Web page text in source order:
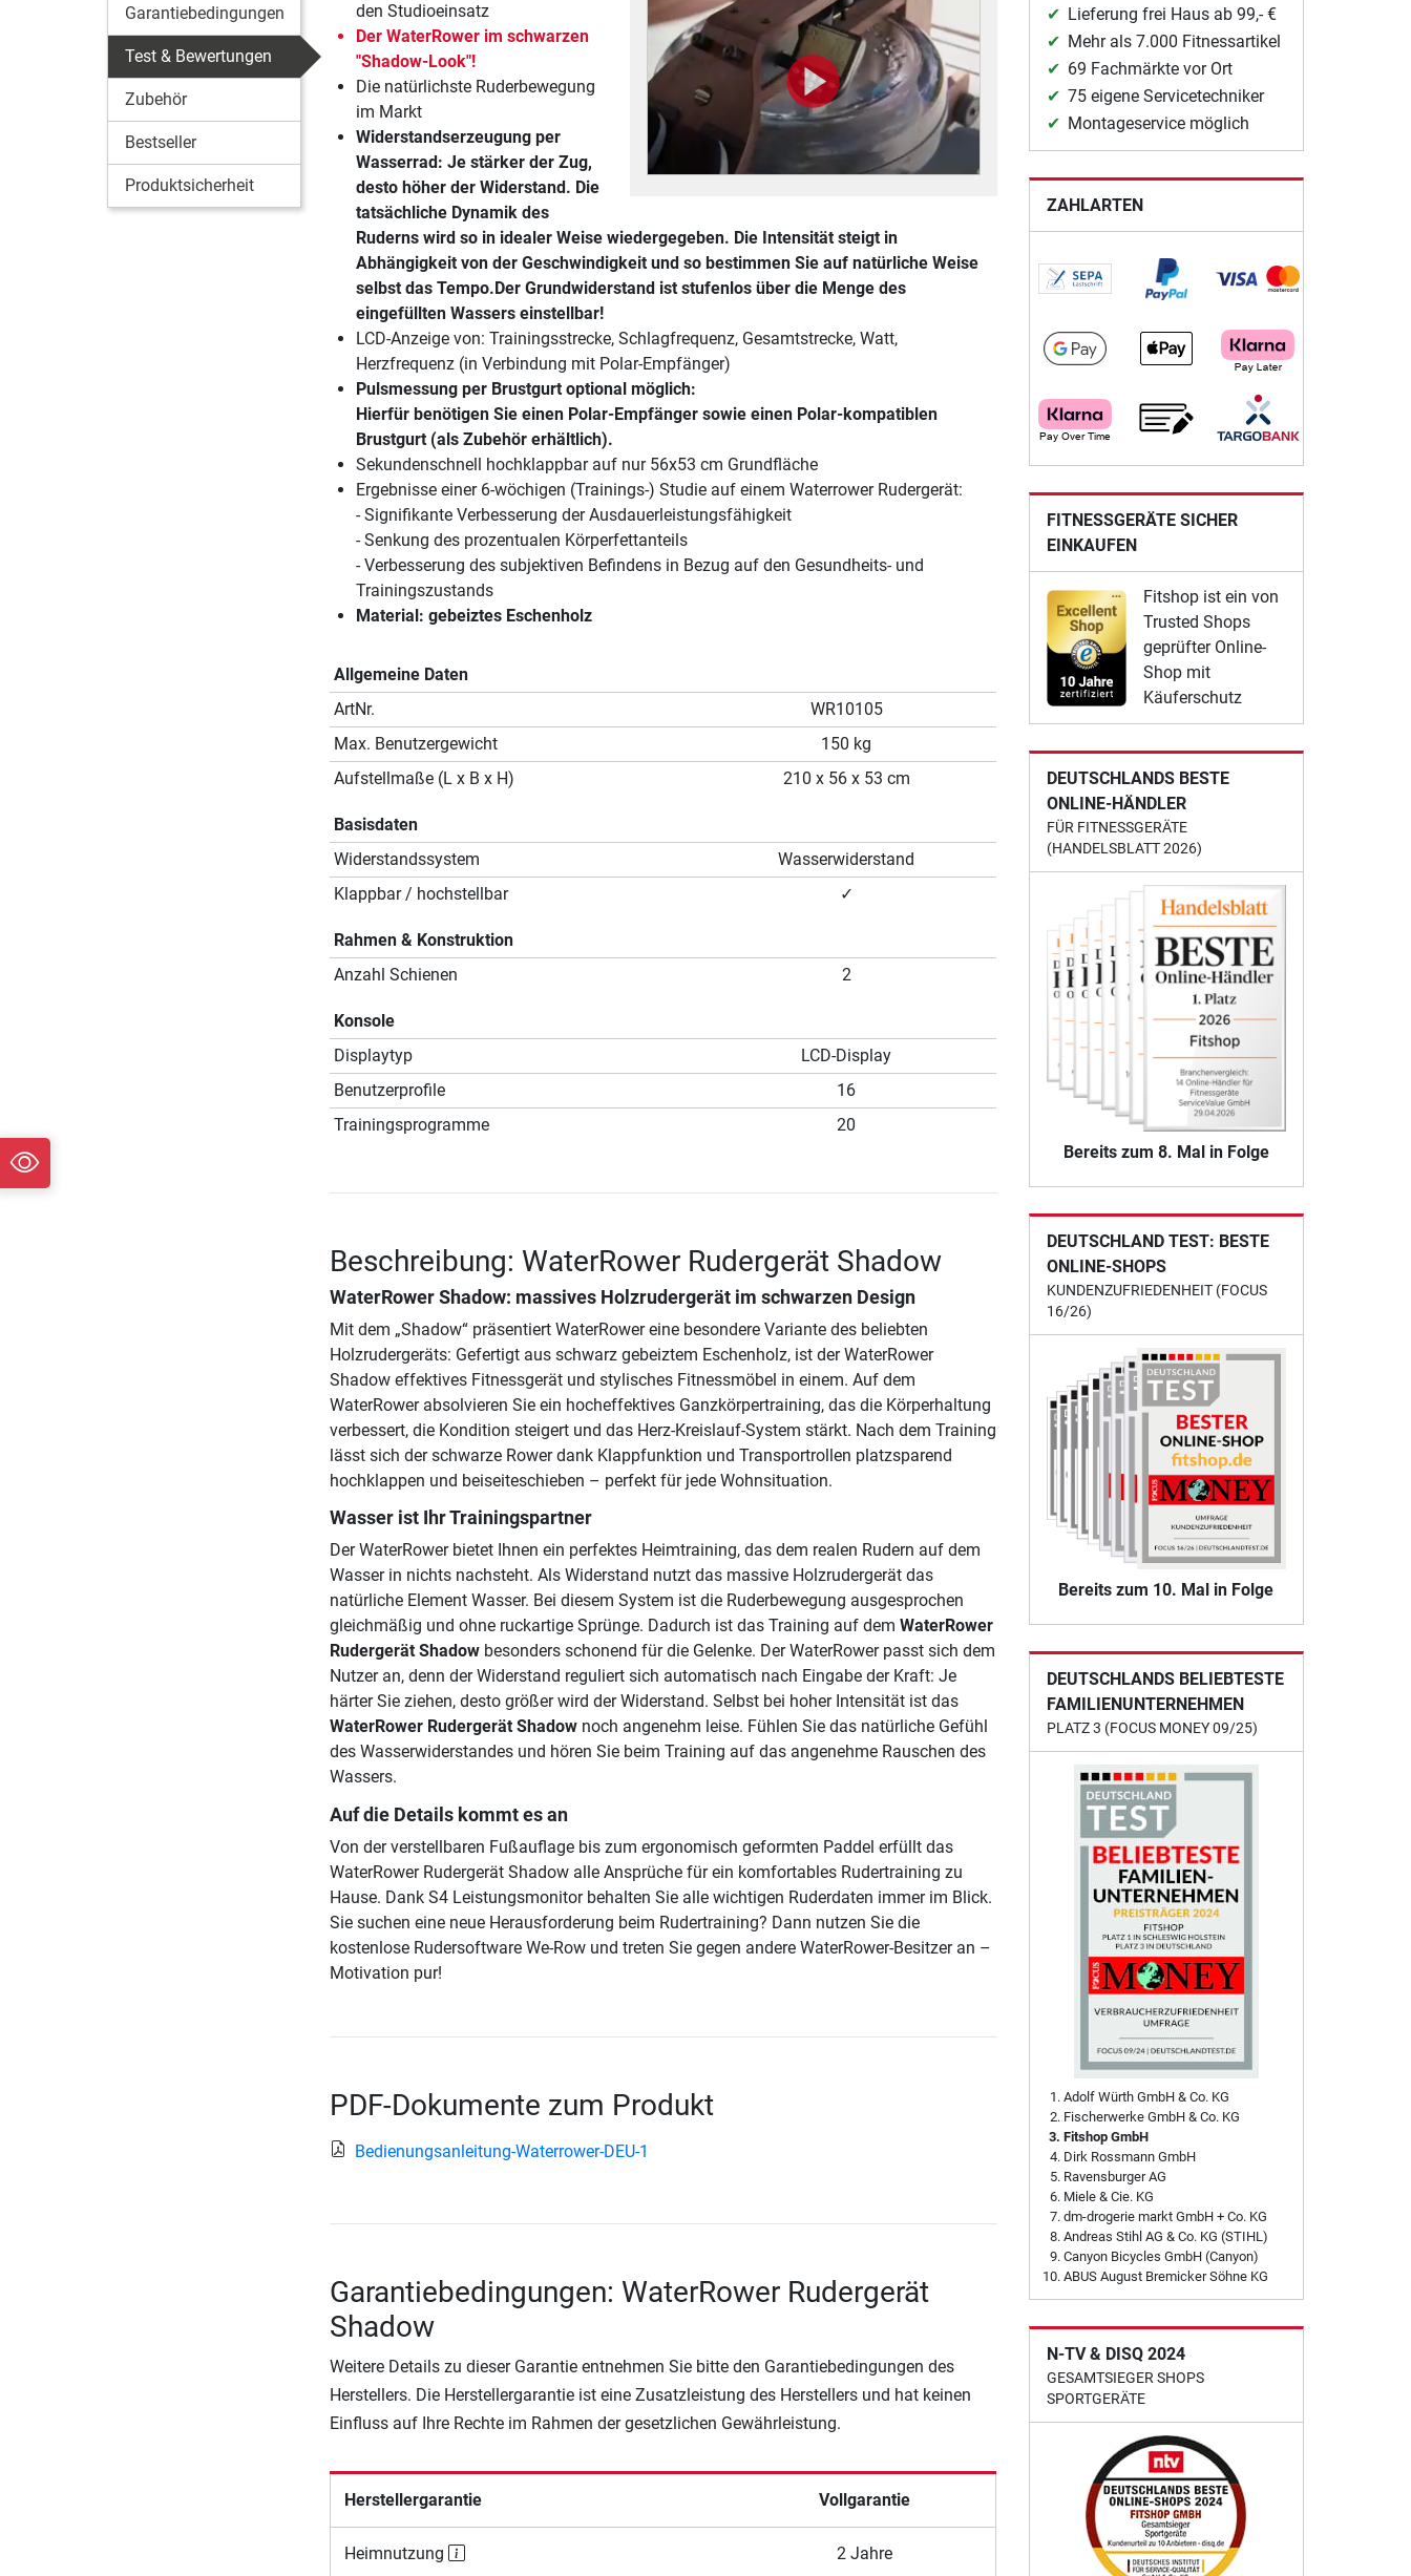
Garantiebedingungen
Test & Bewertungen
Zubehör
Bestseller
Produktsicherheit
den Studioeinsatz
Der WaterRower im schwarzen
"Shadow-Look"!
Die natürlichste Ruderbewegung
im Markt
Widerstandserzeugung per
Wasserrad: Je stärker der Zug,
desto höher der Widerstand. Die
tatsächliche Dynamik des
Ruderns wird so in idealer Weise wiedergegeben. Die Intensität steigt in
Abhängigkeit von der Geschwindigkeit und so bestimmen Sie auf natürliche Weise
selbst das Tempo.Der Grundwiderstand ist stufenlos über die Menge des
eingefüllten Wassers einstellbar!
LCD-Anzeige von: Trainingsstrecke, Schlagfrequenz, Gesamtstrecke, Watt,
Herzfrequenz (in Verbindung mit Polar-Empfänger)
Pulsmessung per Brustgurt optional möglich:
Hierfür benötigen Sie einen Polar-Empfänger sowie einen Polar-kompatiblen
Brustgurt (als Zubehör erhältlich).
Sekundenschnell hochklappbar auf nur 56x53 cm Grundfläche
Ergebnisse einer 6-wöchigen (Trainings-) Studie auf einem Waterrower Rudergerät:
- Signifikante Verbesserung der Ausdauerleistungsfähigkeit
- Senkung des prozentualen Körperfettanteils
- Verbesserung des subjektiven Befindens in Bezug auf den Gesundheits- und
Trainingszustands
Material: gebeiztes Eschenholz
Allgemeine Daten
ArtNr.
WR10105
Max. Benutzergewicht
150 kg
Aufstellmaße (L x B x H)
210 x 56 x 53 cm
Basisdaten
Widerstandssystem
Wasserwiderstand
Klappbar / hochstellbar
✓
Rahmen & Konstruktion
Anzahl Schienen
2
Konsole
Displaytyp
LCD-Display
Benutzerprofile
16
Trainingsprogramme
20
Beschreibung: WaterRower Rudergerät Shadow
WaterRower Shadow: massives Holzrudergerät im schwarzen Design
Mit dem „Shadow“ präsentiert WaterRower eine besondere Variante des beliebten
Holzrudergeräts: Gefertigt aus schwarz gebeiztem Eschenholz, ist der WaterRower
Shadow effektives Fitnessgerät und stylisches Fitnessmöbel in einem. Auf dem
WaterRower absolvieren Sie ein hocheffektives Ganzkörpertraining, das die Körperhaltung
verbessert, die Kondition steigert und das Herz-Kreislauf-System stärkt. Nach dem Training
lässt sich der schwarze Rower dank Klappfunktion und Transportrollen platzsparend
hochklappen und beiseiteschieben – perfekt für jede Wohnsituation.
Wasser ist Ihr Trainingspartner
Der WaterRower bietet Ihnen ein perfektes Heimtraining, das dem realen Rudern auf dem
Wasser in nichts nachsteht. Als Widerstand nutzt das massive Holzrudergerät das
natürliche Element Wasser. Bei diesem System ist die Ruderbewegung ausgesprochen
gleichmäßig und ohne ruckartige Sprünge. Dadurch ist das Training auf dem WaterRower
Rudergerät Shadowbesonders schonend für die Gelenke. Der WaterRower passt sich dem
Nutzer an, denn der Widerstand reguliert sich automatisch nach Eingabe der Kraft: Je
härter Sie ziehen, desto größer wird der Widerstand. Selbst bei hoher Intensität ist das
WaterRower Rudergerät Shadownoch angenehm leise. Fühlen Sie das natürliche Gefühl
des Wasserwiderstandes und hören Sie beim Training auf das angenehme Rauschen des
Wassers.
Auf die Details kommt es an
Von der verstellbaren Fußauflage bis zum ergonomisch geformten Paddel erfüllt das
WaterRower Rudergerät Shadow alle Ansprüche für ein komfortables Rudertraining zu
Hause. Dank S4 Leistungsmonitor behalten Sie alle wichtigen Ruderdaten immer im Blick.
Sie suchen eine neue Herausforderung beim Rudertraining? Dann nutzen Sie die
kostenlose Rudersoftware We-Row und treten Sie gegen andere WaterRower-Besitzer an –
Motivation pur!
PDF-Dokumente zum Produkt
Bedienungsanleitung-Waterrower-DEU-1
Garantiebedingungen: WaterRower Rudergerät
Shadow
Weitere Details zu dieser Garantie entnehmen Sie bitte den Garantiebedingungen des
Herstellers. Die Herstellergarantie ist eine Zusatzleistung des Herstellers und hat keinen
Einfluss auf Ihre Rechte im Rahmen der gesetzlichen Gewährleistung.
Herstellergarantie Vollgarantie
Heimnutzung 2 Jahre
Lieferung frei Haus ab 99,- €
Mehr als 7.000 Fitnessartikel
69 Fachmärkte vor Ort
75 eigene Servicetechniker
Montageservice möglich
ZAHLARTEN
FITNESSGERÄTE SICHER
EINKAUFEN
Fitshop ist ein von
Trusted Shops
geprüfter Online-
Shop mit
Käuferschutz
DEUTSCHLANDS BESTE
ONLINE-HÄNDLER
FÜR FITNESSGERÄTE
(HANDELSBLATT 2026)
Bereits zum 8. Mal in Folge
DEUTSCHLAND TEST: BESTE
ONLINE-SHOPS
KUNDENZUFRIEDENHEIT (FOCUS
16/26)
Bereits zum 10. Mal in Folge
DEUTSCHLANDS BELIEBTESTE
FAMILIENUNTERNEHMEN
PLATZ 3 (FOCUS MONEY 09/25)
Adolf Würth GmbH & Co. KG
Fischerwerke GmbH & Co. KG
Fitshop GmbH
Dirk Rossmann GmbH
Ravensburger AG
Miele & Cie. KG
dm-drogerie markt GmbH + Co. KG
Andreas Stihl AG & Co. KG (STIHL)
Canyon Bicycles GmbH (Canyon)
ABUS August Bremicker Söhne KG
N-TV & DISQ 2024
GESAMTSIEGER SHOPS
SPORTGERÄTE